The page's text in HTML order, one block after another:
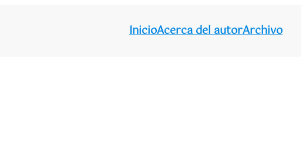
InicioAcerca del autorArchivo